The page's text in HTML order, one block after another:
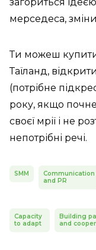
мерседеса,
Ти можеш
Таїланд,
(потрібне
року, якщо
своєї мрії і не
непотрібні речі.
SMM
Communication
and PR
Capacity
to adapt
Building
and